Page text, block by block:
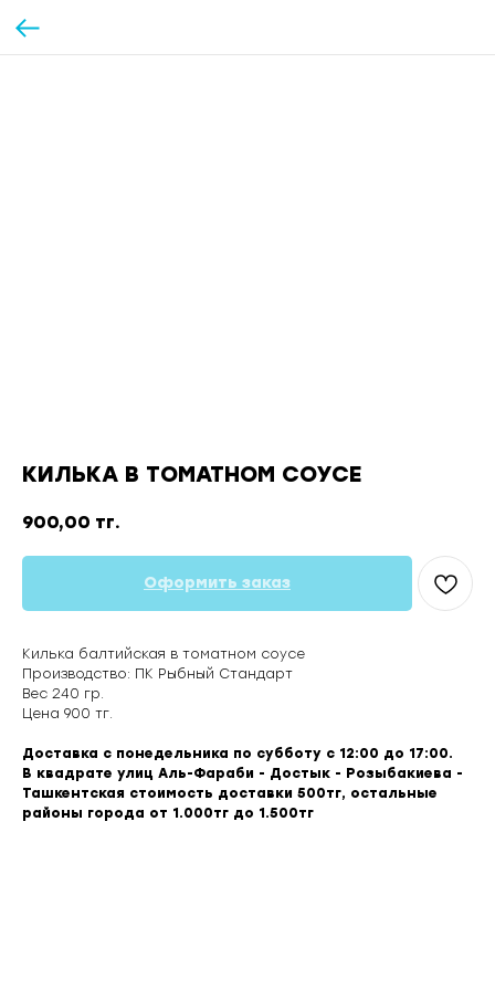
КИЛЬКА В ТОМАТНОМ СОУСЕ
900,00 тг.
Оформить заказ
Килька балтийская в томатном соусе
Производство: ПК Рыбный Стандарт
Вес 240 гр.
Цена 900 тг.
Доставка с понедельника по субботу с 12:00 до 17:00.
В квадрате улиц Аль-Фараби - Достык - Розыбакиева -
Ташкентская стоимость доставки 500тг, остальные
районы города от 1.000тг до 1.500тг